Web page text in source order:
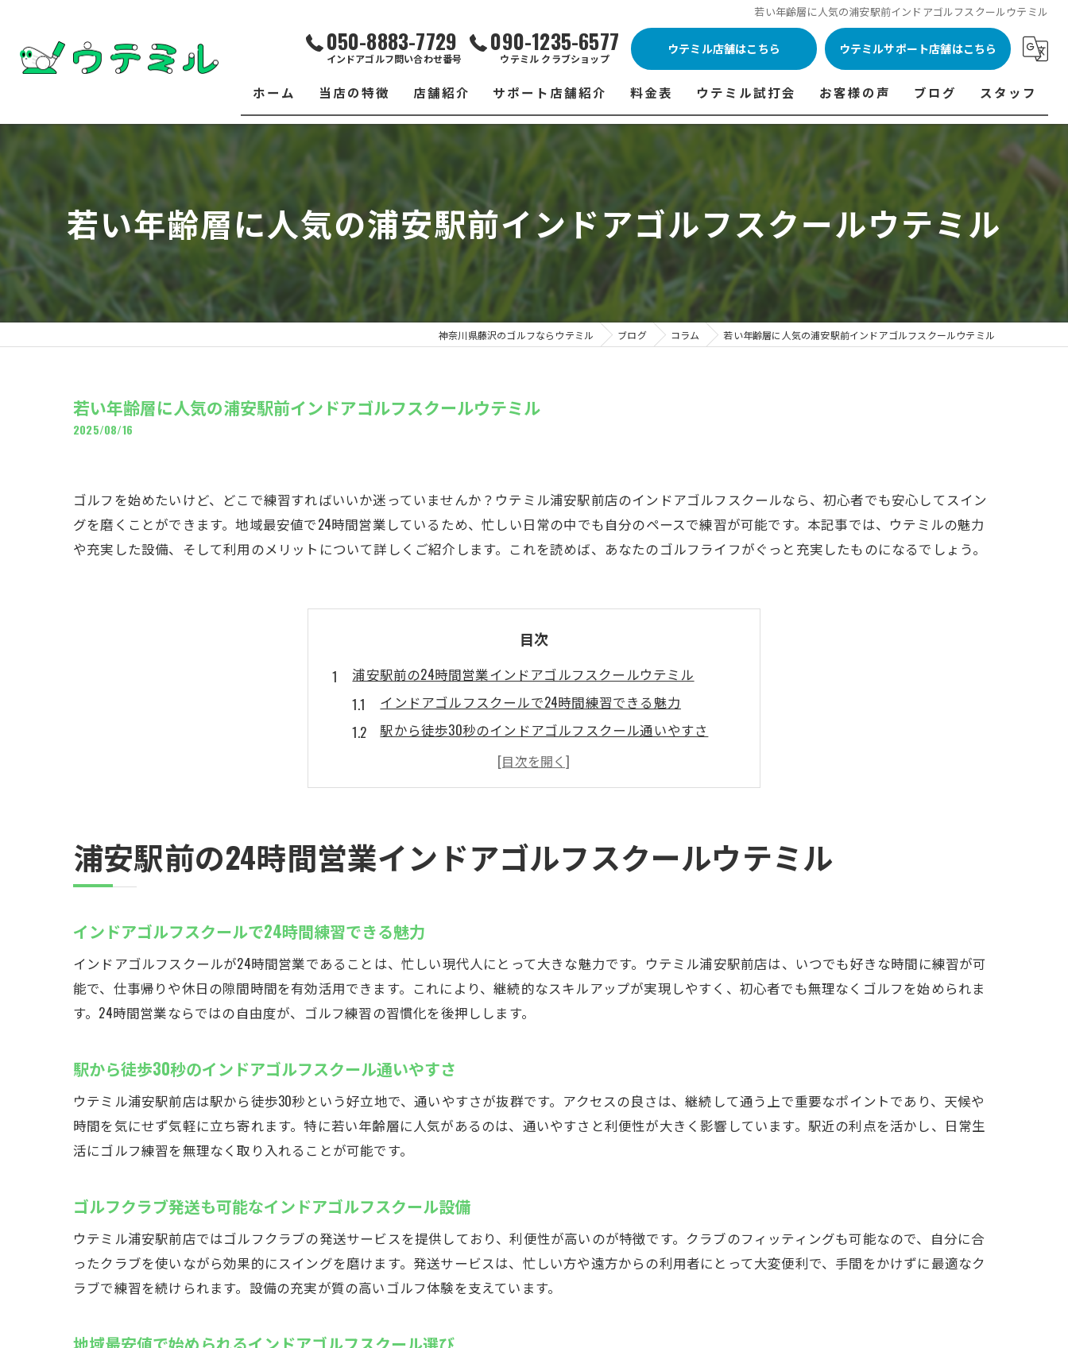
若い年齢層に人気の浦安駅前インドアゴルフスクールウテミル
050-8883-7729
インドアゴルフ問い合わせ番号
090-1235-6577
ウテミル クラブショップ
ウテミル店舗はこちら ウテミルサポート店舗はこちら
ホーム 当店の特徴
練習場
フィッティング
店舗紹介
ウテミル 浦安駅前店
市原インドアゴルフ
ウテミルスクール高崎店
サポート店舗紹介
シミュレーションゴルフ Caddy
スズヨンゴルフクラブ(SUZU4-GOLFCLUB)
料金表
浦安駅前店 料金表
市原インドアゴルフ 料金表
ウテミルスクール高崎店 料金表
サポート店舗 料金表
シミュレーションゴルフ Caddy 料金表
ウテミル試打会
ウテミル試打会とは・・・
ウテミル試打会日程
フィッテイング・試打会 商品ラインナップ一覧
よくある質問
試打会開催受付
お客様の声
フィッテイング・試打会参加者の声
ブログ スタッフ
代表あいさつ
若い年齢層に人気の浦安駅前インドアゴルフスクールウテミル
神奈川県藤沢のゴルフならウテミル ブログ コラム 若い年齢層に人気の浦安駅前インドアゴルフスクールウテミル
若い年齢層に人気の浦安駅前インドアゴルフスクールウテミル
2025/08/16
ゴルフを始めたいけど、どこで練習すればいいか迷っていませんか？ウテミル浦安駅前店のインドアゴルフスクールなら、初心者でも安心してスイン
グを磨くことができます。地域最安値で24時間営業しているため、忙しい日常の中でも自分のペースで練習が可能です。本記事では、ウテミルの魅力
や充実した設備、そして利用のメリットについて詳しくご紹介します。これを読めば、あなたのゴルフライフがぐっと充実したものになるでしょう。
目次
浦安駅前の24時間営業インドアゴルフスクールウテミル
インドアゴルフスクールで24時間練習できる魅力
駅から徒歩30秒のインドアゴルフスクール通いやすさ
ゴルフクラブ発送も可能なインドアゴルフスクール設備
地域最安値で始められるインドアゴルフスクール選び
フィッティング対応のインドアゴルフスクール体験
若い年齢層に人気のインドアゴルフスクール
インドアゴルフスクールで気軽にゴルフデビュー
インドアゴルフスクールで友人と楽しむ新しい趣味
コストパフォーマンス重視のインドアゴルフスクール
地域最安値！浦安駅近くのゴルフスクールウテミル
インドアゴルフスクールで地域最安値の理由とは
コスパ抜群のインドアゴルフスクール月額料金
安さと質を兼ね備えたインドアゴルフスクール体験
初心者にも安心なインドアゴルフスクール料金体系
24時間営業のインドアゴルフスクールで自由な通い方
初心者でも安心！浦安駅前でゴルフデビュー
インドアゴルフスクールで初心者が始めやすい理由
インドアゴルフスクールで上達を実感できる仕組み
浦安駅前の24時間営業インドアゴルフスクールウテミル
インドアゴルフスクールで24時間練習できる魅力
インドアゴルフスクールが24時間営業であることは、忙しい現代人にとって大きな魅力です。ウテミル浦安駅前店は、いつでも好きな時間に練習が可
能で、仕事帰りや休日の隙間時間を有効活用できます。これにより、継続的なスキルアップが実現しやすく、初心者でも無理なくゴルフを始められま
す。24時間営業ならではの自由度が、ゴルフ練習の習慣化を後押しします。
駅から徒歩30秒のインドアゴルフスクール通いやすさ
ウテミル浦安駅前店は駅から徒歩30秒という好立地で、通いやすさが抜群です。アクセスの良さは、継続して通う上で重要なポイントであり、天候や
時間を気にせず気軽に立ち寄れます。特に若い年齢層に人気があるのは、通いやすさと利便性が大きく影響しています。駅近の利点を活かし、日常生
活にゴルフ練習を無理なく取り入れることが可能です。
ゴルフクラブ発送も可能なインドアゴルフスクール設備
ウテミル浦安駅前店ではゴルフクラブの発送サービスを提供しており、利便性が高いのが特徴です。クラブのフィッティングも可能なので、自分に合
ったクラブを使いながら効果的にスイングを磨けます。発送サービスは、忙しい方や遠方からの利用者にとって大変便利で、手間をかけずに最適なク
ラブで練習を続けられます。設備の充実が質の高いゴルフ体験を支えています。
地域最安値で始められるインドアゴルフスクール選び